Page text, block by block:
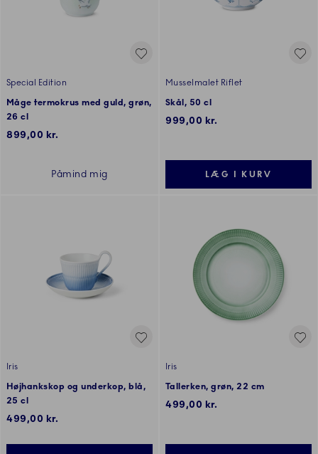
Special Edition
Måge termokrus med guld, grøn,
26 cl
899,00 kr.
Påmind mig
Musselmalet Riflet
Skål, 50 cl
999,00 kr.
LÆG I KURV
Iris
Højhankskop og underkop, blå,
25 cl
499,00 kr.
Iris
Tallerken, grøn, 22 cm
499,00 kr.